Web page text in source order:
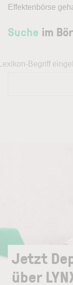
Effektenbörse
Suche im
Begriff
Jetzt
über